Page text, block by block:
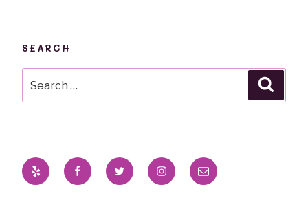
SEARCH
for:
Yelp FacebookTwitter InstagramEmail